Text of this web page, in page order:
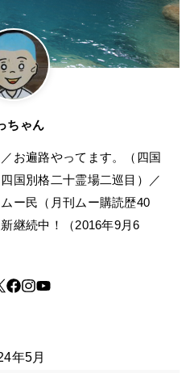
ちゃん
お遍路やってます。（四国
国別格二十霊場二巡目）／
ー民（月刊ムー購読歴40
継続中！（2016年9月6
年5月